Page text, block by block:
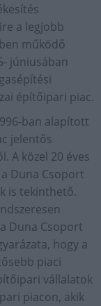
a legjobb
működő
júniusában
építőipari piac.
ban alapított
jelentős
A közel 20 éves
Duna Csoport
is tekinthető.
Duna Csoport
hogy a
piaci
vállalatok
piacon, akik